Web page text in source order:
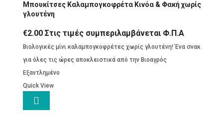
Μπουκίτσες Καλαμπογκοφρέτα Κινόα & Φακή χωρίς
γλουτένη
€2.00 Στις τιμές συμπεριλαμβάνεται Φ.Π.Α
Βιολογικές μίνι καλαμπογκοφρέτες χωρίς γλουτένη! Ένα σνακ
για όλες τις ώρες αποκλειστικά από την Βιοαγρός
Εξαντλημένο
Quick View
